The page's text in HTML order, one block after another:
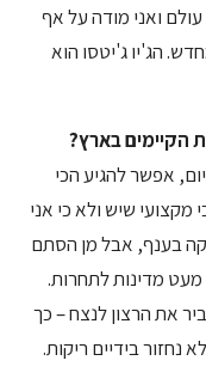
ואני מודה על אף
הג'יו ג'יטסו הוא
הקיימים בארץ?
אפשר להגיע הכי
שיש ולא כי אני
בענף, אבל מן הסתם
מדינות לתחרות.
את הרצון לנצח – כך
נחזור בידיים ריקות.